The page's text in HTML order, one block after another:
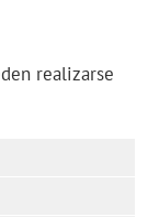
realizarse